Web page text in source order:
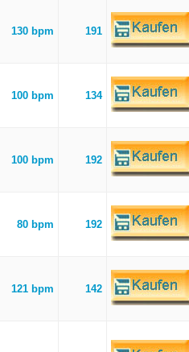
130 bpm 191
100 bpm 134
100 bpm 192
80 bpm 192
121 bpm 142